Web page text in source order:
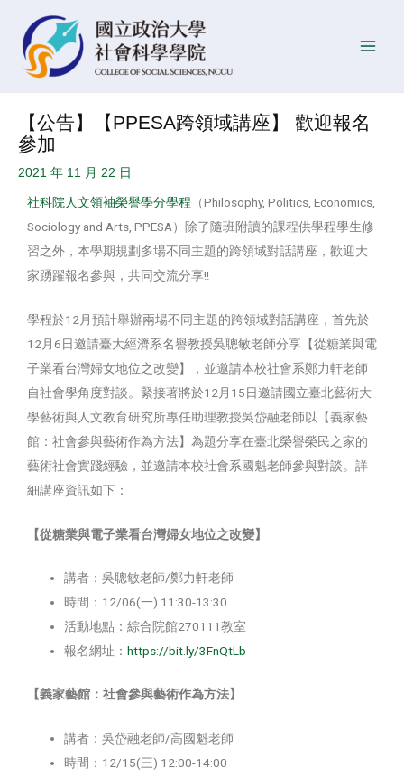
【公告】【PPESA跨領域講座】 歡迎報名
參加
2021 年 11 月 22 日
社科院人文領袖榮譽學分學程 （Philosophy, Politics, Economics,
Sociology and Arts, PPESA）除了隨班附讀的課程供學程學生修
習之外，本學期規劃多場不同主題的跨領域對話講座，歡迎大
家踴躍報名參與，共同交流分享!!
學程於12月預計舉辦兩場不同主題的跨領域對話講座，首先於
12月6日邀請臺大經濟系名譽教授吳聰敏老師分享【從糖業與電
子業看台灣婦女地位之改變】，並邀請本校社會系鄭力軒老師
自社會學角度對談。緊接著將於12月15日邀請國立臺北藝術大
學藝術與人文教育研究所專任助理教授吳岱融老師以【義家藝
館：社會參與藝術作為方法】為題分享在臺北榮譽榮民之家的
藝術社會實踐經驗，並邀請本校社會系國魁老師參與對談。詳
細講座資訊如下：
【從糖業與電子業看台灣婦女地位之改變】
講者：吳聰敏老師/鄭力軒老師
時間：12/06(一) 11:30-13:30
活動地點：綜合院館270111教室
報名網址：https://bit.ly/3FnQtLb
【義家藝館：社會參與藝術作為方法】
講者：吳岱融老師/高國魁老師
時間：12/15(三) 12:00-14:00
navigation
佈
日